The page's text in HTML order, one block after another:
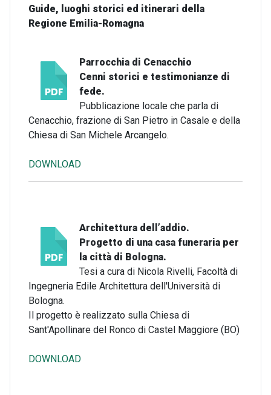
Guide, luoghi storici ed itinerari della
Regione Emilia-Romagna
Parrocchia di Cenacchio
Cenni storici e testimonianze di
fede.
Pubblicazione locale che parla di
Cenacchio, frazione di San Pietro in Casale e della
Chiesa di San Michele Arcangelo.
DOWNLOAD
Architettura dell’addio.
Progetto di una casa funeraria per
la città di Bologna.
Tesi a cura di Nicola Rivelli, Facoltà di
Ingegneria Edile Architettura dell'Università di
Bologna.
Il progetto è realizzato sulla Chiesa di
Sant'Apollinare del Ronco di Castel Maggiore (BO)
DOWNLOAD